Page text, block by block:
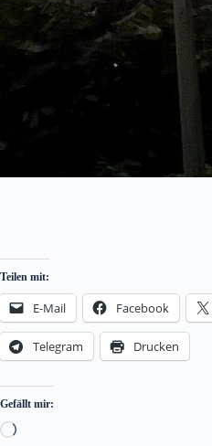
Teilen mit:
E-Mail Facebook
Telegram Drucken
Gefällt mir:
Loading…